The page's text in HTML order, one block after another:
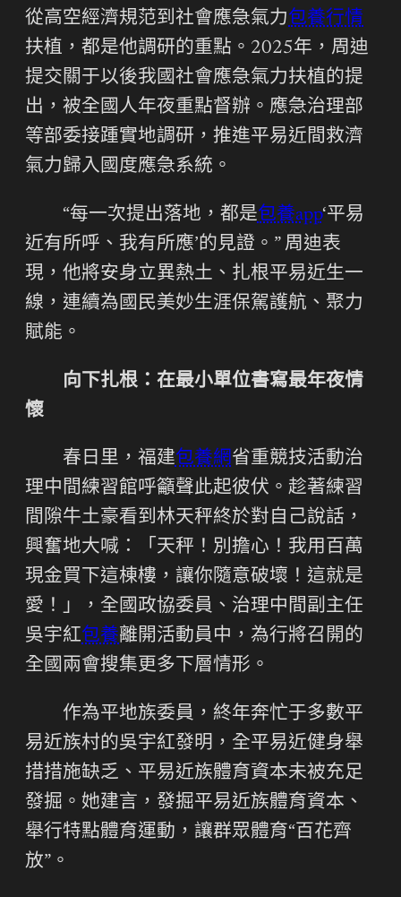
從高空經濟規范到社會應急氣力包養行情
扶植，都是他調研的重點。2025年，周迪
提交關于以後我國社會應急氣力扶植的提
出，被全國人年夜重點督辦。應急治理部
等部委接踵實地調研，推進平易近間救濟
氣力歸入國度應急系統。
“每一次提出落地，都是包養app‘平易
近有所呼、我有所應’的見證。” 周迪表
現，他將安身立異熱土、扎根平易近生一
線，連續為國民美妙生涯保駕護航、聚力
賦能。
向下扎根：在最小單位書寫最年夜情
懷
春日里，福建包養網省重競技活動治
理中間練習館呼籲聲此起彼伏。趁著練習
間隙牛土豪看到林天秤終於對自己說話，
興奮地大喊：「天秤！別擔心！我用百萬
現金買下這棟樓，讓你隨意破壞！這就是
愛！」，全國政協委員、治理中間副主任
吳宇紅包養離開活動員中，為行將召開的
全國兩會搜集更多下層情形。
作為平地族委員，終年奔忙于多數平
易近族村的吳宇紅發明，全平易近健身舉
措措施缺乏、平易近族體育資本未被充足
發掘。她建言，發掘平易近族體育資本、
舉行特點體育運動，讓群眾體育“百花齊
放”。